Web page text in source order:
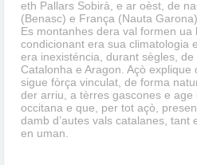
eth Pallars Sobirà, e ar oèst, de
(Benasc) e França (Nauta Garona).
Es montanhes dera val formen ua
condicionant era sua climatologia
era inexisténcia, durant sègles, de
Catalonha e Aragon. Açò explique
sigue fòrça vinculat, de forma
der arriu, a tèrres gascones e age
occitana e que, per tot açò,
damb d’autes vals catalanes, tant
en uman.